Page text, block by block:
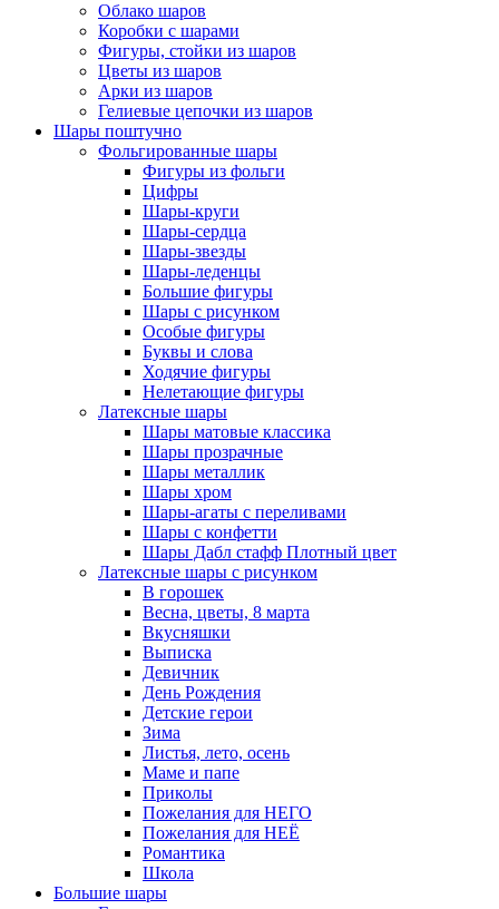
Облако шаров
Коробки с шарами
Фигуры, стойки из шаров
Цветы из шаров
Арки из шаров
Гелиевые цепочки из шаров
Шары поштучно
Фольгированные шары
Фигуры из фольги
Цифры
Шары-круги
Шары-сердца
Шары-звезды
Шары-леденцы
Большие фигуры
Шары с рисунком
Особые фигуры
Буквы и слова
Ходячие фигуры
Нелетающие фигуры
Латексные шары
Шары матовые классика
Шары прозрачные
Шары металлик
Шары хром
Шары-агаты с переливами
Шары с конфетти
Шары Дабл стафф Плотный цвет
Латексные шары с рисунком
В горошек
Весна, цветы, 8 марта
Вкусняшки
Выписка
Девичник
День Рождения
Детские герои
Зима
Листья, лето, осень
Маме и папе
Приколы
Пожелания для НЕГО
Пожелания для НЕЁ
Романтика
Школа
Большие шары